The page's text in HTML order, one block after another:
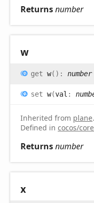
Returnsnumber
w
get w( ) : number
set w(val :
Inherited from plane.
Defined in cocos/
Returnsnumber
x